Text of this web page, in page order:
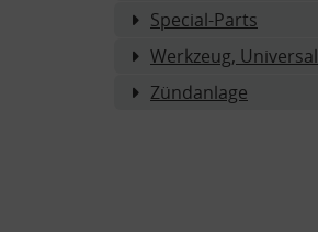
Special-Parts
Werkzeug, Universal
Zündanlage